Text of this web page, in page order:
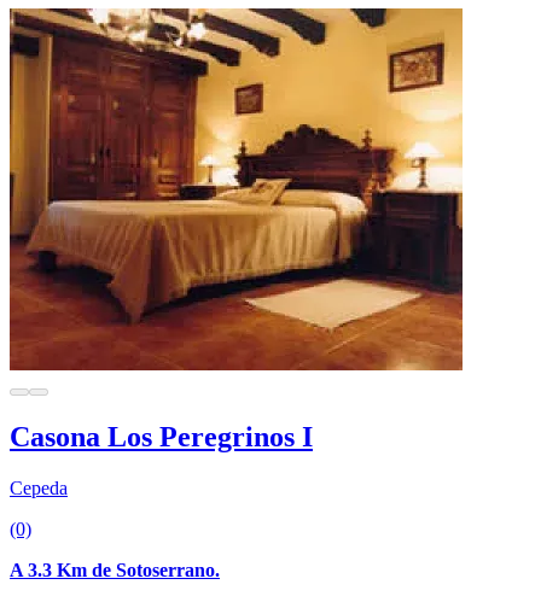
Casona Los Peregrinos I
Cepeda
(0)
A 3.3 Km de Sotoserrano.